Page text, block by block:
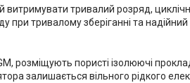
витримувати тривалий розряд,
тривалому зберіганні та
розміщують пористі ізолюючі
залишається вільного рідкого